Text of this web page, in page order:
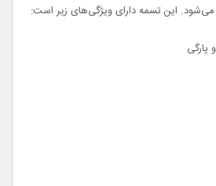
این تسمه دارای ویژگی‌های زیر است:
پارگی